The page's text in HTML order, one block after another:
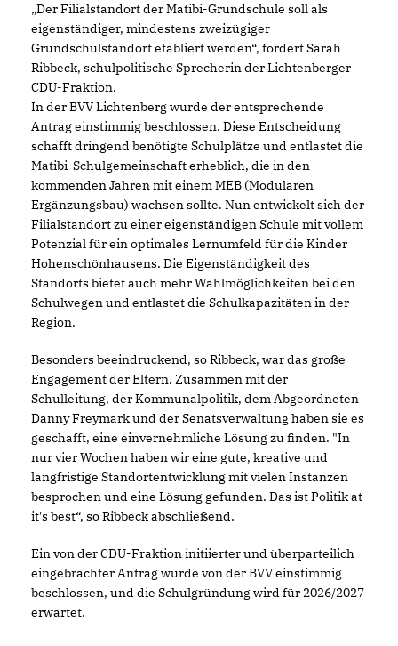
Der Filialstandort der Matibi-Grundschule soll als
eigenständiger, mindestens zweizügiger
Grundschulstandort etabliert werden“, fordert Sarah
Ribbeck, schulpolitische Sprecherin der Lichtenberger
CDU-Fraktion.
In der BVV Lichtenberg wurde der entsprechende
Antrag einstimmig beschlossen. Diese Entscheidung
schafft dringend benötigte Schulplätze und entlastet die
Matibi-Schulgemeinschaft erheblich, die in den
kommenden Jahren mit einem MEB (Modularen
Ergänzungsbau) wachsen sollte. Nun entwickelt sich der
Filialstandort zu einer eigenständigen Schule mit vollem
Potenzial für ein optimales Lernumfeld für die Kinder
Hohenschönhausens. Die Eigenständigkeit des
Standorts bietet auch mehr Wahlmöglichkeiten bei den
Schulwegen und entlastet die Schulkapazitäten in der
Region.
Besonders beeindruckend, so Ribbeck, war das große
Engagement der Eltern. Zusammen mit der
Schulleitung, der Kommunalpolitik, dem Abgeordneten
Danny Freymark und der Senatsverwaltung haben sie es
geschafft, eine einvernehmliche Lösung zu finden. "In
nur vier Wochen haben wir eine gute, kreative und
langfristige Standortentwicklung mit vielen Instanzen
besprochen und eine Lösung gefunden. Das ist Politik at
it's best“, so Ribbeck abschließend.
Ein von der CDU-Fraktion initiierter und überparteilich
eingebrachter Antrag wurde von der BVV einstimmig
beschlossen, und die Schulgründung wird für 2026/2027
erwartet.